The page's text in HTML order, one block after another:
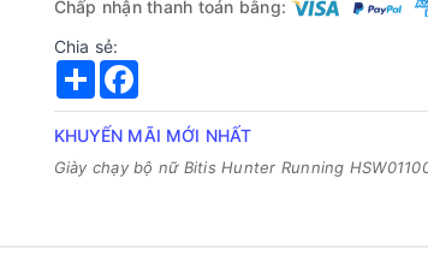
Chấp nhận thanh toán bằng:
Chia sẻ:
ShareFacebook
KHUYẾN MÃI MỚI NHẤT
Giày chạy bộ nữ Bitis Hunter Running